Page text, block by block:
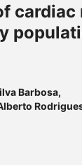
Barbosa,